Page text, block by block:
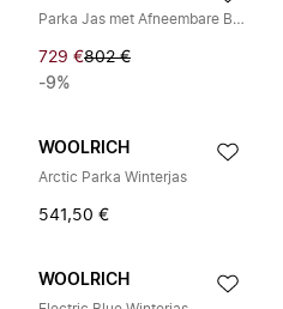
Parka Jas met Afneembare Bont
729 €802 €
-9%
WOOLRICH
Arctic Parka Winterjas
541,50 €
WOOLRICH